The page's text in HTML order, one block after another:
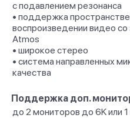
с подавлением резонанса
• поддержка
воспроизведении видео
Atmos
• широкое стерео
• система направленных
качества
Поддержка доп.
до 2 мониторов до 6K или